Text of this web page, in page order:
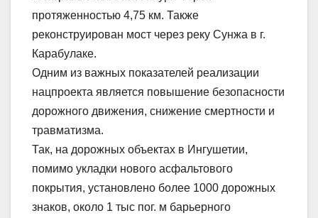
протяженностью 4,75 км. Также
реконструирован мост через реку Сунжа в г.
Карабулаке.
Одним из важных показателей реализации
нацпроекта является повышение безопасности
дорожного движения, снижение смертности и
травматизма.
Так, на дорожных объектах в Ингушетии,
помимо укладки нового асфальтового
покрытия, установлено более 1000 дорожных
знаков, около 1 тыс пог. м барьерного